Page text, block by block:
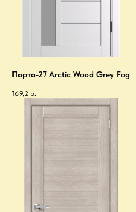
Порта-27 Arctic Wood Grey Fog
169,2 р.